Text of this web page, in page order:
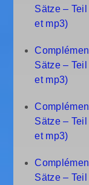
Sätze –
et mp3)
Sätze –
et mp3)
Sätze –
et mp3)
Sätze –